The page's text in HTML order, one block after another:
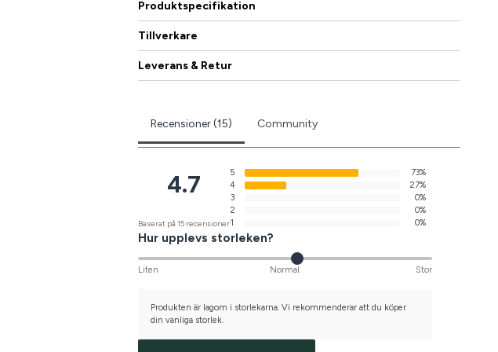
Produktspecifikation
Tillverkare
Leverans & Retur
Recensioner (15) Community
4.7
Baserat på 15 recensioner
5
73%
4
27%
3
0%
2
0%
1
0%
Hur upplevs storleken?
Liten Normal Stor
Produkten är lagom i storlekarna. Vi rekommenderar att du köper
din vanliga storlek.